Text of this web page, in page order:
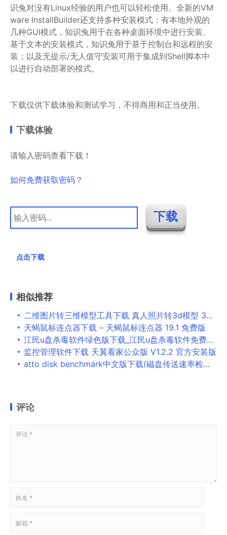
识兔对没有Linux经验的用户也可以轻松使用。全新的VM
ware InstallBuilder还支持多种安装模式：有本地外观的
几种GUI模式，知识兔用于在各种桌面环境中进行安装、
基于文本的安装模式，知识兔用于基于控制台和远程的安
装；以及无提示/无人值守安装可用于集成到Shell脚本中
以进行自动部署的模式。
下载仅供下载体验和测试学习，不得商用和正当使用。
下载体验
请输入密码查看下载！
如何免费获取密码？
点击下载
相似推荐
二维图片转三维模型工具下载 真人照片转3d模型 3DF Zephyr Pro v5.019 x64 中文特别版 附激活教程
天蝎鼠标连点器下载 – 天蝎鼠标连点器 19.1 免费版
江民u盘杀毒软件绿色版下载_江民u盘杀毒软件免费版下载
监控管理软件下载 天翼看家公众版 V1.2.2 官方安装版
atto disk benchmark中文版下载(磁盘传送速率检测工具)-atto disk benchmark中文版免安装版v4.0.0 电脑版下载
评论